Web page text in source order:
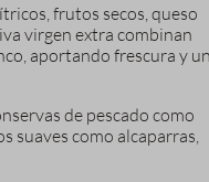
frutos secos, queso
virgen extra combinan
aportando frescura y
de pescado como
suaves como alcaparras,